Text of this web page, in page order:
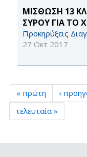
ΜΙΣΘΩΣΗ 13
ΣΥΡΟΥ ΓΙΑ ΤΟ
Προκηρύξεις
27 Οκτ 2017
« πρώτη ‹
τελευταία »